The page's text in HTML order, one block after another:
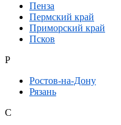
Пенза
Пермский край
Приморский край
Псков
Р
Ростов-на-Дону
Рязань
С